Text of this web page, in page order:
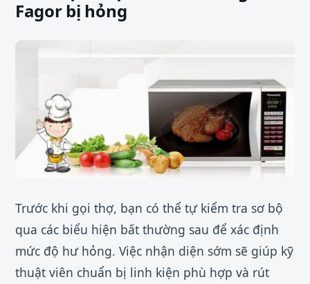
Fagor bị hỏng
Trước khi gọi thợ, bạn có thể tự kiểm tra sơ bộ
qua các biểu hiện bất thường sau để xác định
mức độ hư hỏng. Việc nhận diện sớm sẽ giúp kỹ
thuật viên chuẩn bị linh kiện phù hợp và rút